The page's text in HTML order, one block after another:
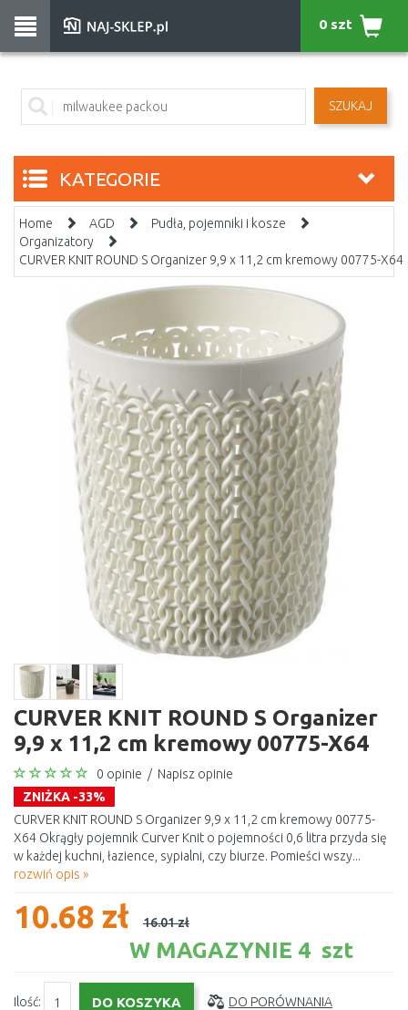
SZUKAJ
0 szt
KATEGORIE
Home AGD
Pudła, pojemniki i kosze
Organizatory
CURVER KNIT ROUND S Organizer 9,9 x 11,2 cm kremowy 00775-X64
CURVER KNIT ROUND S Organizer
9,9 x 11,2 cm kremowy 00775-X64
0 opinie / Napisz opinie
ZNIŻKA -33%
CURVER KNIT ROUND S Organizer 9,9 x 11,2 cm kremowy 00775-
X64 Okrągły pojemnik Curver Knit o pojemności 0,6 litra przyda się
w każdej kuchni, łazience, sypialni, czy biurze. Pomieści wszy...
rozwiń opis »
10.68 zł 16.01 zł
W MAGAZYNIE 4 szt
Ilość: DO PORÓWNANIA